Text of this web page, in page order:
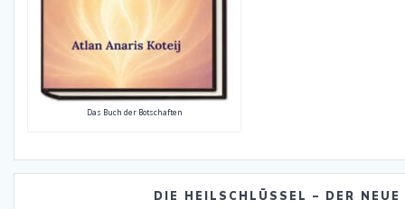
Das Buch der Botschaften
DIE HEILSCHLÜSSEL – DER